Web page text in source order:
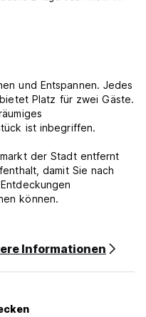
und Entspannen. Jedes
Platz für zwei Gäste.
ist inbegriffen.
der Stadt entfernt
damit Sie nach
können.
Garten und ein
Ventilator und ein
Informationen